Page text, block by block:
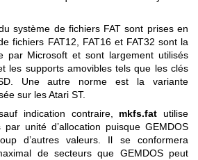
système de fichiers FAT sont prises en
fichiers FAT12, FAT16 et FAT32 sont la
par Microsoft et sont largement utilisés
les supports amovibles tels que les clés
Une autre norme est la variante
sur les Atari ST.
indication contraire, mkfs.fat utilise
unité d’allocation puisque GEMDOS
d’autres valeurs. Il se conformera
de secteurs que GEMDOS peut